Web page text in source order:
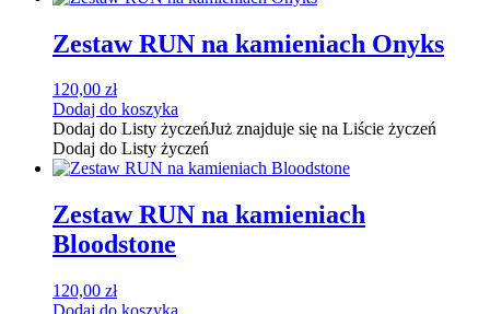
Zestaw RUN na kamieniach Onyks
120,00 zł
Dodaj do koszyka
Dodaj do Listy życzeńJuż znajduje się na Liście życzeń
Dodaj do Listy życzeń
Zestaw RUN na kamieniach
Bloodstone
120,00 zł